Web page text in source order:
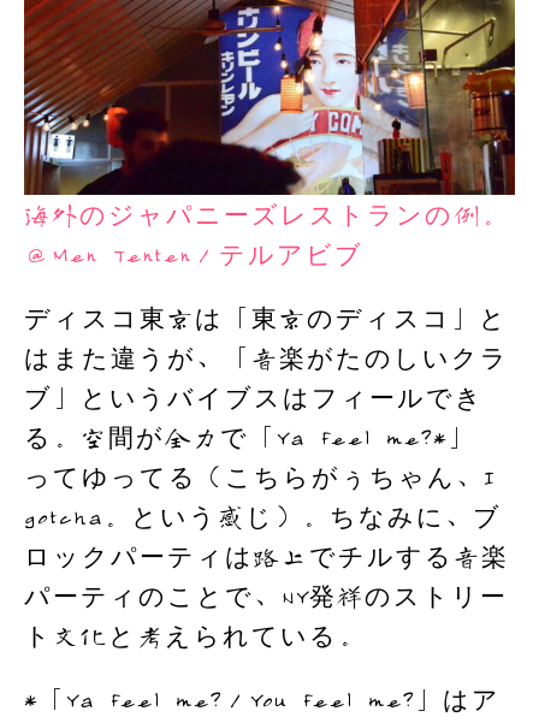
海外のジャパニーズレストランの例。
＠Men Tenten／テルアビブ
ディスコ東京は「東京のディスコ」と
はまた違うが、「音楽がたのしいクラ
ブ」というバイブスはフィールでき
る。空間が全力で「Ya feel me?*」
ってゆってる（こちらがぅちゃん、I
gotcha。という感じ）。ちなみに、ブ
ロックパーティは路上でチルする音楽
パーティのことで、NY発祥のストリー
ト文化と考えられている。
*「Ya feel me?／You feel me?」はア